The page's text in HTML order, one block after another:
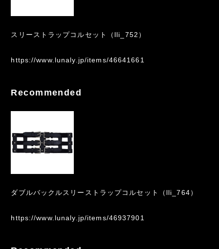
スリーストラップコルセット（lli_752）
https://www.lunaly.jp/items/46641661
Recommended
ダブルバックルスリーストラップコルセット（lli_764）
https://www.lunaly.jp/items/46937901